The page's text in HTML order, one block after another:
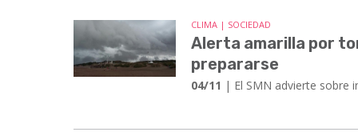
CLIMA | SOCIEDAD
Alerta amarilla por
prepararse
04/11 | El SMN advierte sobre